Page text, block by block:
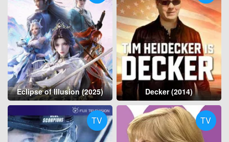
Eclipse of Illusion (2025) Decker (2014)
TV TV